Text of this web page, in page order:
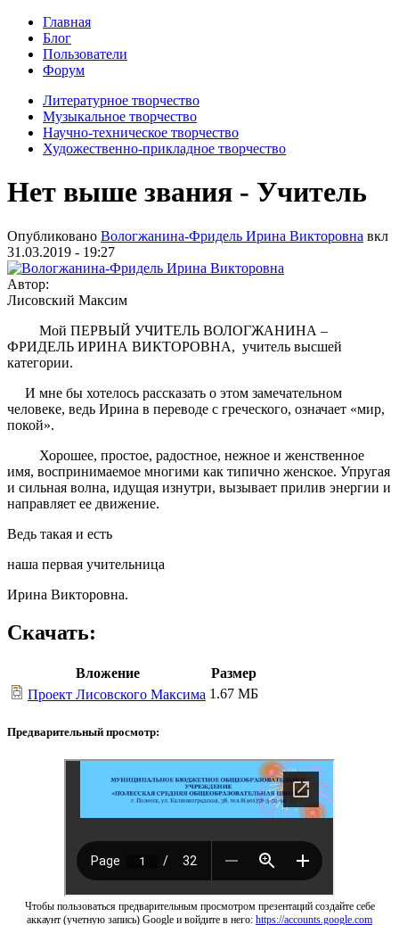
Главная
Блог
Пользователи
Форум
Литературное творчество
Музыкальное творчество
Научно-техническое творчество
Художественно-прикладное творчество
Нет выше звания - Учитель
Опубликовано Вологжанина-Фридель Ирина Викторовна вкл
31.03.2019 - 19:27
Автор:
Лисовский Максим
Мой ПЕРВЫЙ УЧИТЕЛЬ ВОЛОГЖАНИНА –
ФРИДЕЛЬ ИРИНА ВИКТОРОВНА, учитель высшей
категории.
И мне бы хотелось рассказать о этом замечательном
человеке, ведь Ирина в переводе с греческого, означает «мир,
покой».
Хорошее, простое, радостное, нежное и женственное
имя, воспринимаемое многими как типично женское. Упругая
и сильная волна, идущая изнутри, вызывает прилив энергии и
направляет ее движение.
Ведь такая и есть
наша первая учительница
Ирина Викторовна.
Скачать:
Вложение
Размер
Проект Лисовского Максима 1.67 МБ
Предварительный просмотр:
Чтобы пользоваться предварительным просмотром презентаций создайте себе
аккаунт (учетную запись) Google и войдите в него: https://accounts.google.com